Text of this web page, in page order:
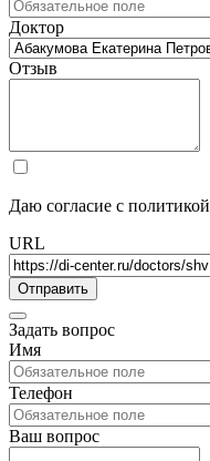
Доктор
Отзыв
Даю согласие с политикой
URL
Задать вопрос
Имя
Телефон
Ваш вопрос